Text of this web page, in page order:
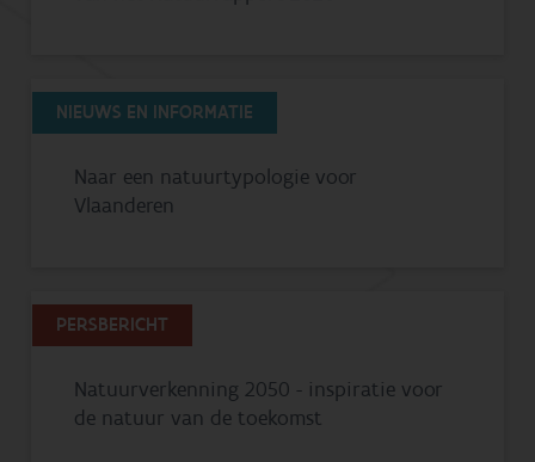
NIEUWS EN INFORMATIE
Naar een natuurtypologie voor
Vlaanderen
PERSBERICHT
Natuurverkenning 2050 - inspiratie voor
de natuur van de toekomst